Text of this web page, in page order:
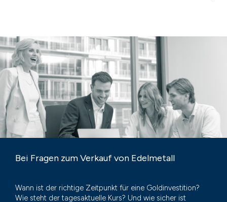
Bei Fragen zum Verkauf von Edelmetall
Wann ist der richtige Zeitpunkt für eine Goldinvestition?
Wie steht der tagesaktuelle Kurs? Und wie sicher ist